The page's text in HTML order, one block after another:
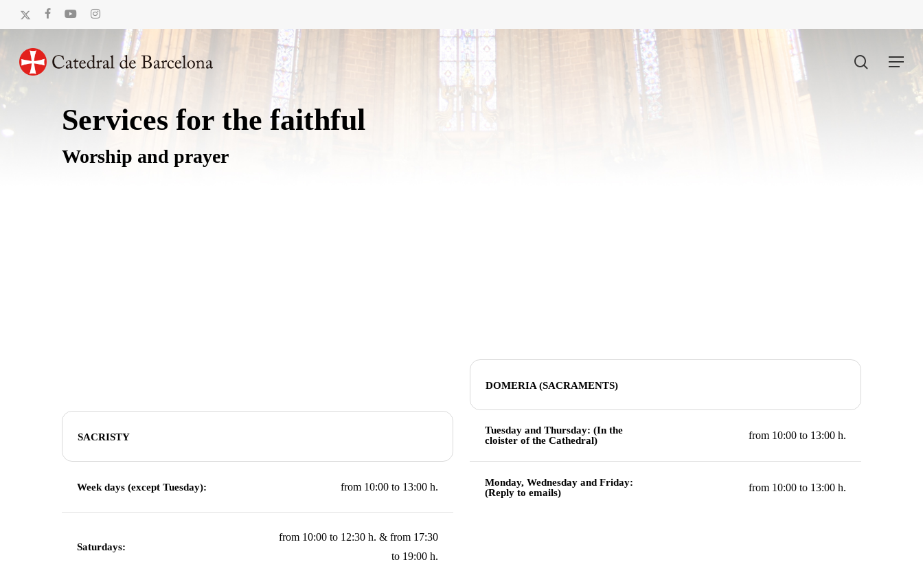
to
content
x-
facebookyoutube instagram
Menu
search
Services for the faithful
Worship and prayer
SACRISTY
Week days (except Tuesday): from 10:00 to 13:00 h.
Saturdays:
from 10:00 to 12:30 h. & from 17:30
to 19:00 h.
DOMERIA (SACRAMENTS)
Tuesday and Thursday: (In the
cloister of the Cathedral)
from 10:00 to 13:00 h.
Monday, Wednesday and Friday:
(Reply to emails)
from 10:00 to 13:00 h.